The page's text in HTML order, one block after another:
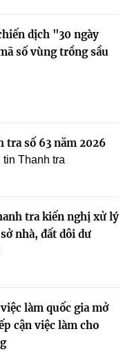
dịch "30 ngày
số vùng trồng sầu
tra số 63 năm 2026
tin Thanh tra
tra kiến nghị xử lý
nhà, đất dôi dư
làm quốc gia mở
cận việc làm cho